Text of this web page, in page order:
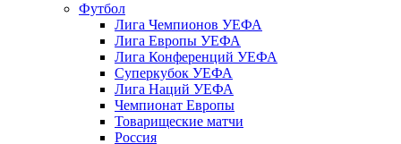
Футбол
Лига Чемпионов УЕФА
Лига Европы УЕФА
Лига Конференций УЕФА
Суперкубок УЕФА
Лига Наций УЕФА
Чемпионат Европы
Товарищеские матчи
Россия